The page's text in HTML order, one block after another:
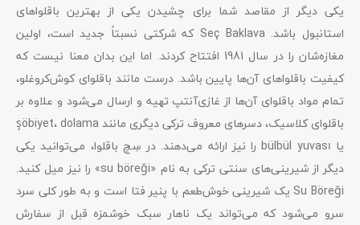
یکی دیگر از مقاصد شما برای چشیدن یکی از بهترین باقلواهای
استانبول باشد. Seç Baklava که شرکتی نسبتاً جدید است، اولین
مغازه‌شان را در سال 1981 افتتاح کردند. اما این بدان معنا نیست که
کیفیت باقلواهای آن‌ها پایین باشد. درست مانند باقلوای کوش‌کروغلو،
تمام مواد باقلوای آن‌ها از غازی‌آنتپ تهیه و ارسال می‌شود و علاوه بر
باقلوای کلاسیک، دسرهای معروف ترکی دیگری مانند şöbiyet، dolama
یا bülbül yuvası را نیز ارائه می‌دهند. در سِچ باقلوا، می‌توانید یکی
دیگر از شیرینی‌های سنتی ترکی به نام «su böreği» را نیز میل کنید.
Su Böreği یک شیرینی خوش‌طعم با پنیر فتا است و به طور کلی سرد
سرو می‌شود که می‌تواند یک ناهار سبک خوشمزه قبل از سفارش